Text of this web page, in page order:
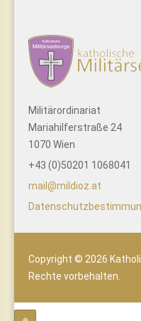
Militärordinariat
Mariahilferstraße 24
1070 Wien
+43 (0)50201 1068041
mail@mildioz.at
Copyright © 2026
Rechte vorbehalten.